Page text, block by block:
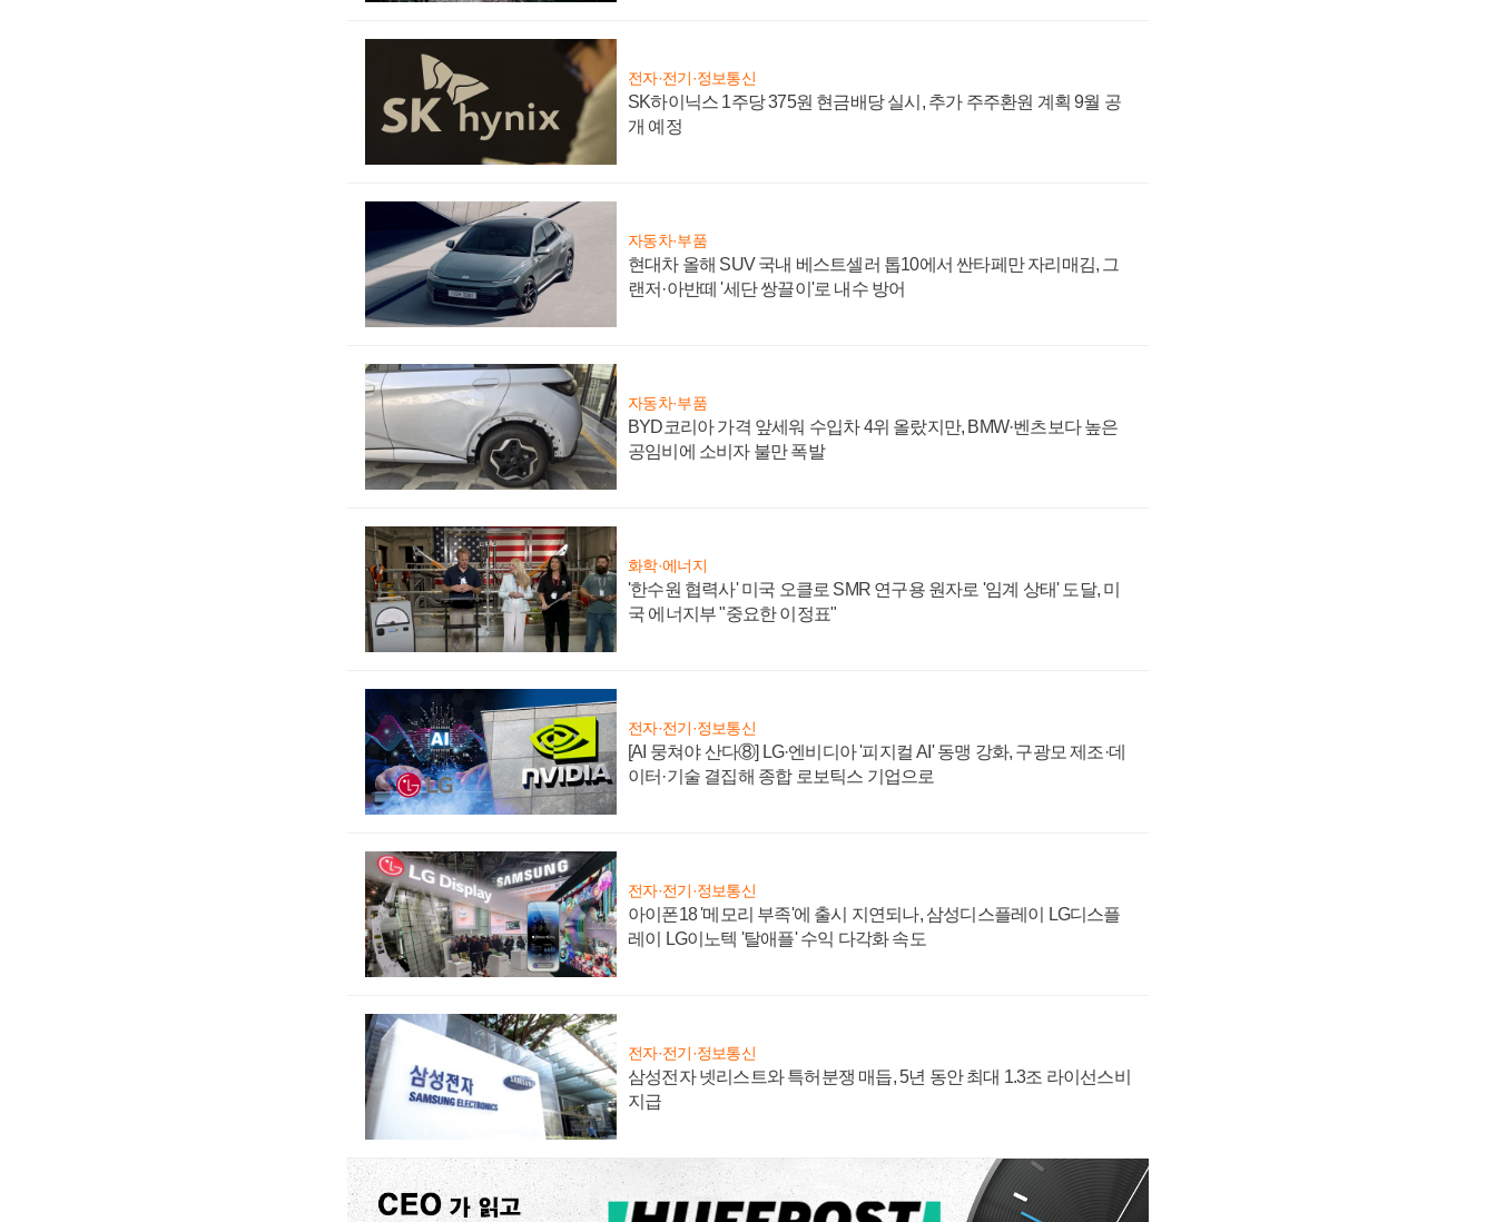
전자·전기·정보통신
SK하이닉스 1주당 375원 현금배당 실시, 추가 주주환원 계획 9월 공
개 예정
자동차·부품
현대차 올해 SUV 국내 베스트셀러 톱10에서 싼타페만 자리매김, 그
랜저·아반떼 '세단 쌍끌이'로 내수 방어
자동차·부품
BYD코리아 가격 앞세워 수입차 4위 올랐지만, BMW·벤츠보다 높은
공임비에 소비자 불만 폭발
화학·에너지
'한수원 협력사' 미국 오클로 SMR 연구용 원자로 '임계 상태' 도달, 미
국 에너지부 "중요한 이정표"
전자·전기·정보통신
[AI 뭉쳐야 산다⑧] LG·엔비디아 '피지컬 AI' 동맹 강화, 구광모 제조·데
이터·기술 결집해 종합 로보틱스 기업으로
전자·전기·정보통신
아이폰18 '메모리 부족'에 출시 지연되나, 삼성디스플레이 LG디스플
레이 LG이노텍 '탈애플' 수익 다각화 속도
전자·전기·정보통신
삼성전자 넷리스트와 특허분쟁 매듭, 5년 동안 최대 1.3조 라이선스비
지급